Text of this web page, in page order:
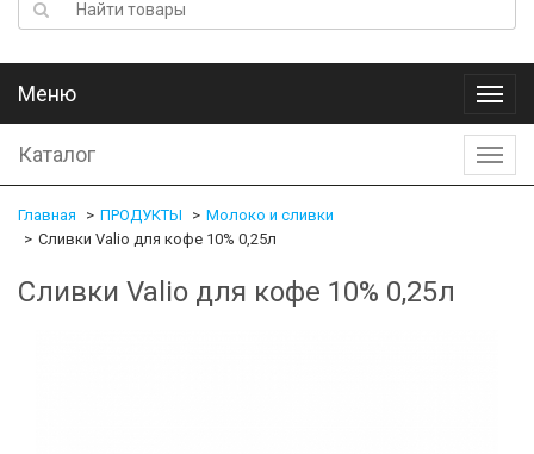
Меню
Меню
Каталог
Главная ПРОДУКТЫ
Молоко и сливки
Сливки Valio для кофе 10% 0,25л
Сливки Valio для кофе 10% 0,25л